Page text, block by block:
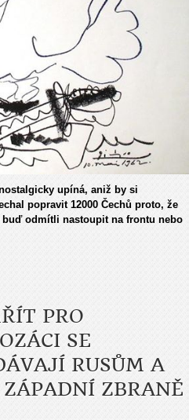
upíná, aniž by si
popravit 12000 Čechů proto, že
odmítli nastoupit na frontu nebo
PRO
SE
RUSŮM A
ZÁPADNÍ ZBRANĚ